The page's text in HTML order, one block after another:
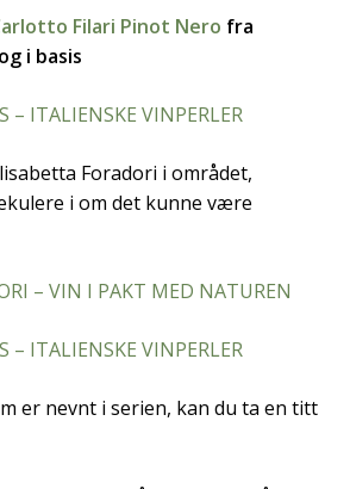
Filari Pinot Nero fra
i basis
– ITALIENSKE VINPERLER
Foradori i området,
i om det kunne være
– VIN I PAKT MED NATUREN
– ITALIENSKE VINPERLER
er nevnt i serien, kan du ta en titt